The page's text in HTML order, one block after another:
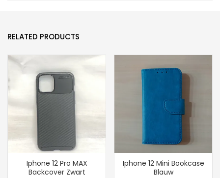
RELATED PRODUCTS
Iphone 12 Pro MAX
Backcover Zwart
Iphone 12 Mini Bookcase
Blauw